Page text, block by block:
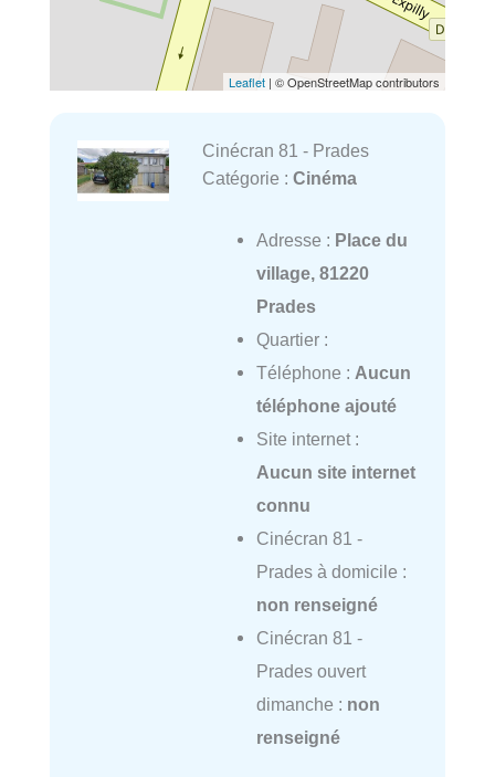
Leaflet | © OpenStreetMap contributors
Cinécran 81 - Prades
Catégorie : Cinéma
Adresse : Place du
village, 81220
Prades
Quartier :
Téléphone : Aucun
téléphone ajouté
Site internet :
Aucun site internet
connu
Cinécran 81 -
Prades à domicile :
non renseigné
Cinécran 81 -
Prades ouvert
dimanche : non
renseigné